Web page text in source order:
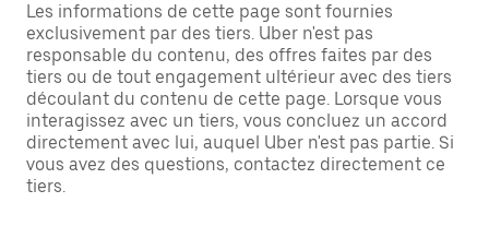
Les informations de cette page sont fournies
exclusivement par des tiers. Uber n'est pas
responsable du contenu, des offres faites par des
tiers ou de tout engagement ultérieur avec des tiers
découlant du contenu de cette page. Lorsque vous
interagissez avec un tiers, vous concluez un accord
directement avec lui, auquel Uber n'est pas partie. Si
vous avez des questions, contactez directement ce
tiers.